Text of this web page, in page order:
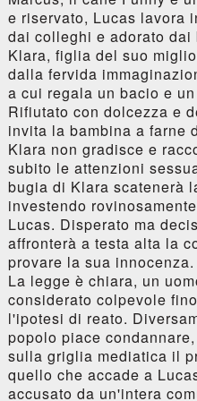
e riservato, Lucas lavora
dai colleghi e adorato dai
Klara, figlia del suo
dalla fervida
a cui regala un bacio e
Rifiutato con dolcezza e
invita la bambina a farne
Klara non gradisce e
subito le attenzioni
bugia di Klara scatenerà
investendo
Lucas. Disperato ma
affronterà a testa alta la
provare la sua innocenza.
La legge è chiara, un
considerato colpevole
l'ipotesi di reato.
popolo piace
sulla griglia mediatica il
quello che accade a
accusato da un'intera